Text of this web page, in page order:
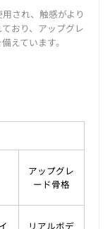
され、触感がより
おり、アップグレ
えています。
アップグレ
ード骨格
リアルボデ